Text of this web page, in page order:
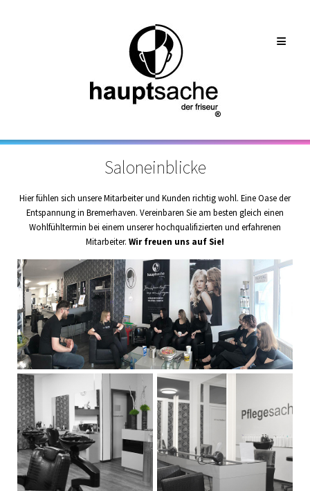
Saloneinblicke
Hier fühlen sich unsere Mitarbeiter und Kunden richtig wohl. Eine Oase der
Entspannung in Bremerhaven. Vereinbaren Sie am besten gleich einen
Wohlfühltermin bei einem unserer hochqualifizierten und erfahrenen
Mitarbeiter. Wir freuen uns auf Sie!